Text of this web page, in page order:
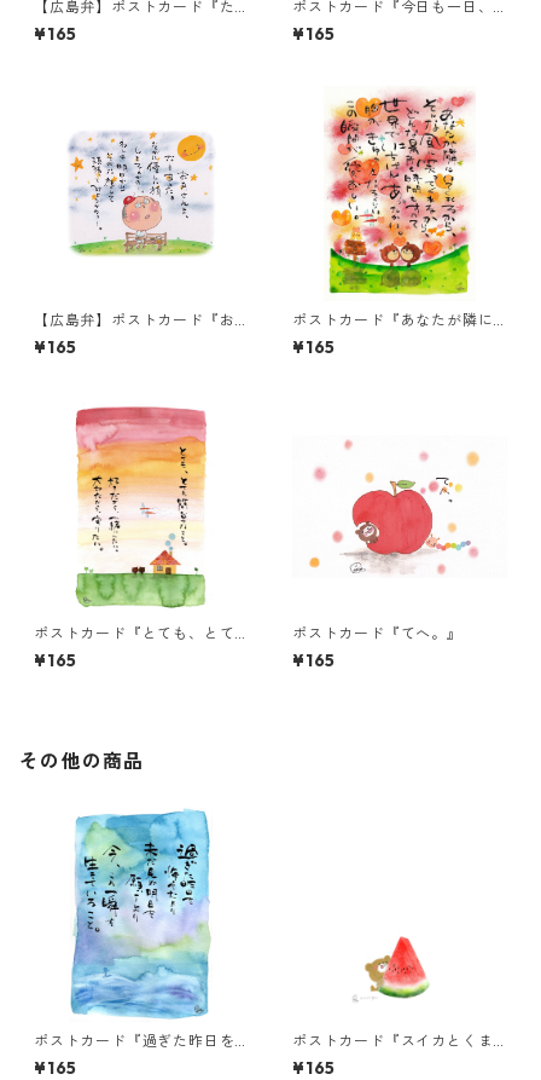
【広島弁】ポストカード『た
ちまちビール』
¥165
ポストカード『今日も一日、
おつかれ様。』
¥165
【広島弁】ポストカード『お
月さんよ、なしてあんた
ぁ・・・』
¥165
ポストカード『あなたが隣に
いてくれるから、・・・』
¥165
ポストカード『とても、とて
も簡単なこと。』
¥165
ポストカード『てへ。』
¥165
その他の商品
ポストカード『過ぎた昨日を
悔やむより・・・』
¥165
ポストカード『スイカとくま
ちゃん』
¥165